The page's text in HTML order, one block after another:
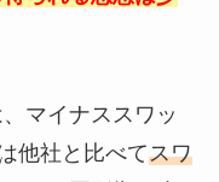
マイナススワッ
他社と比べてスワ